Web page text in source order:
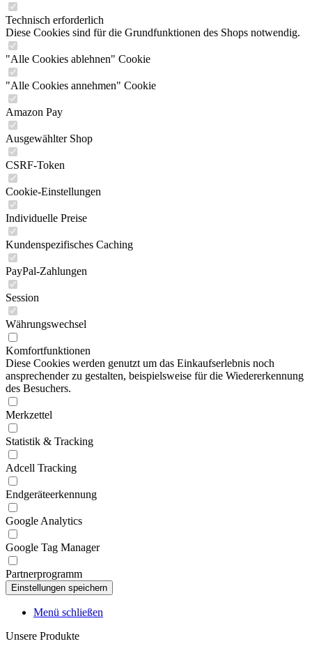
Technisch erforderlich
Diese Cookies sind für die Grundfunktionen des Shops notwendig.
"Alle Cookies ablehnen" Cookie
"Alle Cookies annehmen" Cookie
Amazon Pay
Ausgewählter Shop
CSRF-Token
Cookie-Einstellungen
Individuelle Preise
Kundenspezifisches Caching
PayPal-Zahlungen
Session
Währungswechsel
Komfortfunktionen
Diese Cookies werden genutzt um das Einkaufserlebnis noch
ansprechender zu gestalten, beispielsweise für die Wiedererkennung
des Besuchers.
Merkzettel
Statistik & Tracking
Adcell Tracking
Endgeräteerkennung
Google Analytics
Google Tag Manager
Partnerprogramm
Menü schließen
Unsere Produkte